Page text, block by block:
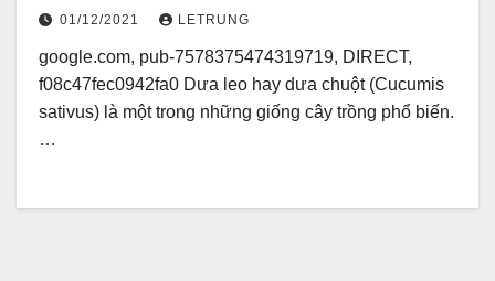
01/12/2021 LETRUNG
google.com, pub-7578375474319719, DIRECT,
f08c47fec0942fa0 Dưa leo hay dưa chuột (Cucumis
sativus) là một trong những giống cây trồng phổ biến.
…